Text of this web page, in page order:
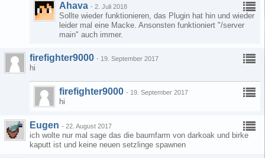
Ahava - 2. Juli 2018
Sollte wieder funktionieren, das Plugin hat hin und wieder
leider mal eine Macke. Ansonsten funktioniert "/server
main" auch immer.
firefighter9000 - 19. September 2017
hi
firefighter9000 - 19. September 2017
hi
Eugen - 22. August 2017
ich wolte nur mal sage das die baumfarm von darkoak und birke
kaputt ist und keine neuen setzlinge spawnen